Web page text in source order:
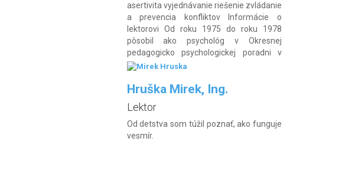
asertivita vyjednávanie riešenie zvládanie
a prevencia konfliktov Informácie o
lektorovi Od roku 1975 do roku 1978
pôsobil ako psychológ v Okresnej
pedagogicko psychologickej poradni v
Rožňave, neskôr pracoval ako
1979 organizoval vzdelávacie podujatia v
Hruška Mirek, Ing.
Lektor
Od detstva som túžil poznať, ako funguje
vesmír.